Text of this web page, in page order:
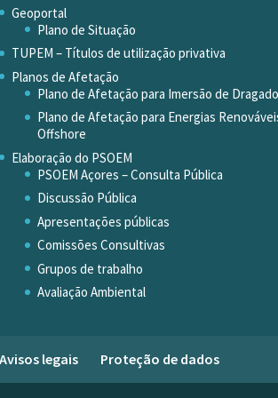
Geoportal
Plano de Situação
TUPEM – Títulos de utilização privativa
Planos de Afetação
Plano de Afetação para Imersão de
Plano de Afetação para Energias
Offshore
Elaboração do PSOEM
PSOEM Açores – Consulta Pública
Discussão Pública
Apresentações públicas
Comissões Consultivas
Grupos de trabalho
Avaliação Ambiental
Avisos legais Proteção de dados